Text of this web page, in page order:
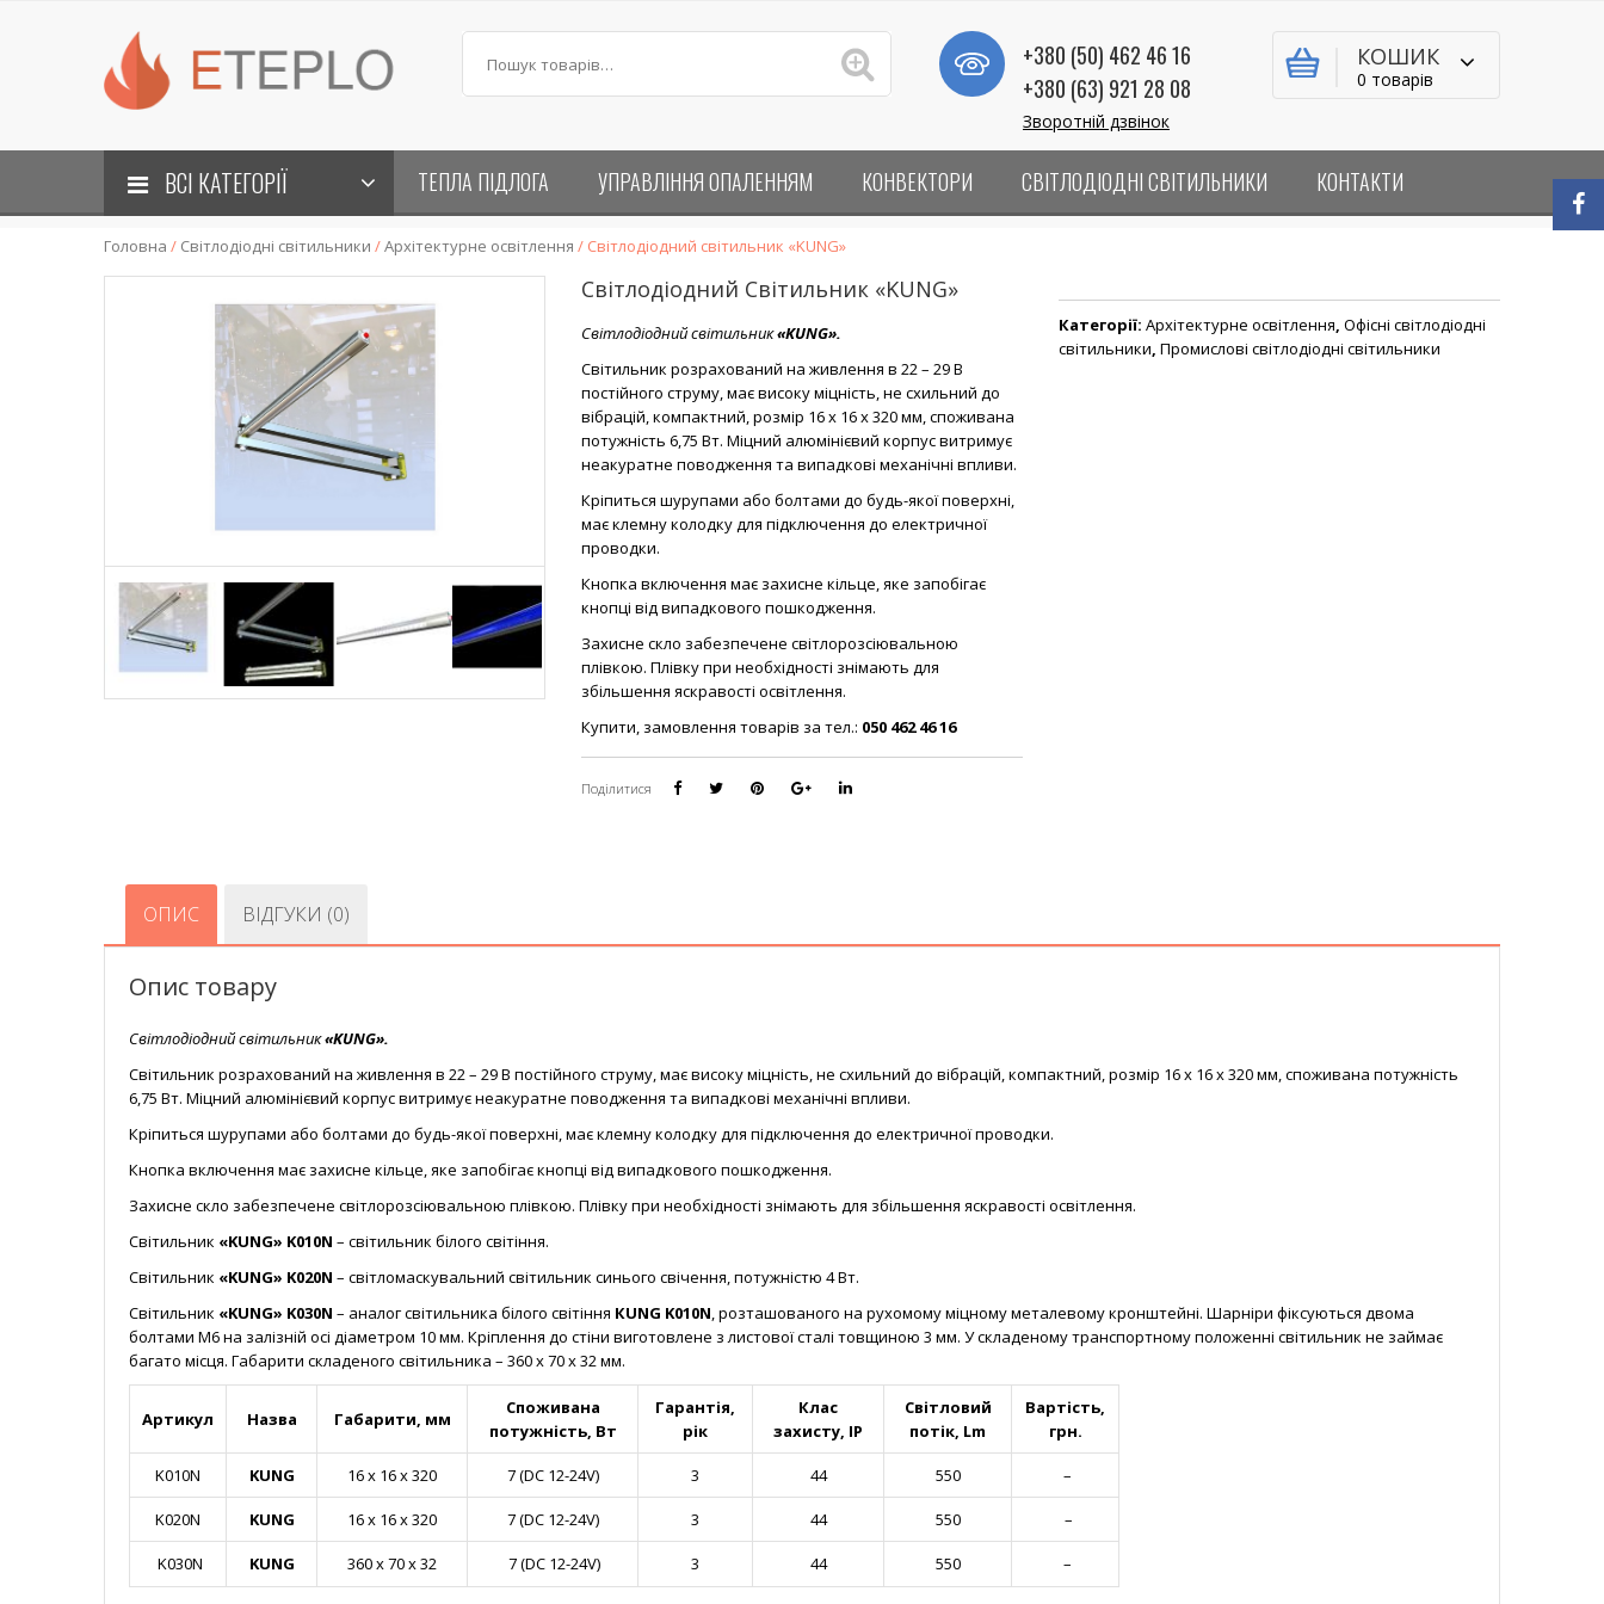
+380 (50) 462 46 16
+380 (63) 921 28 08
Зворотній дзвінок
КОШИК
0 товарів
ВСІ КАТЕГОРІЇ ТЕПЛА ПІДЛОГА УПРАВЛІННЯ ОПАЛЕННЯМ КОНВЕКТОРИ СВІТЛОДІОДНІ СВІТИЛЬНИКИ КОНТАКТИ
Головна / Світлодіодні світильники /Архітектурне освітлення / Світлодіодний світильник «KUNG»
Світлодіодний Світильник «KUNG»
Світлодіодний світильник«KUNG».
Світильник розрахований на живлення в 22 – 29 В
постійного струму, має високу міцність, не схильний до
вібрацій, компактний, розмір 16 х 16 х 320 мм, споживана
потужність 6,75 Вт. Міцний алюмінієвий корпус витримує
неакуратне поводження та випадкові механічні впливи.
Кріпиться шурупами або болтами до будь-якої поверхні,
має клемну колодку для підключення до електричної
проводки.
Кнопка включення має захисне кільце, яке запобігає
кнопці від випадкового пошкодження.
Захисне скло забезпечене світлорозсіювальною
плівкою. Плівку при необхідності знімають для
збільшення яскравості освітлення.
Купити, замовлення товарів за тел.: 050 462 46 16
Поділитися
Категорії: Архітектурне освітлення, Офісні світлодіодні
світильники, Промислові світлодіодні світильники
ОПИС ВІДГУКИ (0)
Опис товару
Світлодіодний світильник«KUNG».
Світильник розрахований на живлення в 22 – 29 В постійного струму, має високу міцність, не схильний до вібрацій, компактний, розмір 16 х 16 х 320 мм, споживана потужність
6,75 Вт. Міцний алюмінієвий корпус витримує неакуратне поводження та випадкові механічні впливи.
Кріпиться шурупами або болтами до будь-якої поверхні, має клемну колодку для підключення до електричної проводки.
Кнопка включення має захисне кільце, яке запобігає кнопці від випадкового пошкодження.
Захисне скло забезпечене світлорозсіювальною плівкою. Плівку при необхідності знімають для збільшення яскравості освітлення.
Світильник «KUNG» K010N – світильник білого світіння.
Світильник «KUNG» K020N – світломаскувальний світильник синього свічення, потужністю 4 Вт.
Світильник «KUNG» K030N – аналог світильника білого світіння КUNG K010N, розташованого на рухомому міцному металевому кронштейні. Шарніри фіксуються двома
болтами М6 на залізній осі діаметром 10 мм. Кріплення до стіни виготовлене з листової сталі товщиною 3 мм. У складеному транспортному положенні світильник не займає
багато місця. Габарити складеного світильника – 360 х 70 х 32 мм.
Артикул Назва Габарити, мм
Споживана
потужність, Вт
Гарантія,
рік
Клас
захисту, IP
Світловий
потік, Lm
Вартість,
грн.
K010N KUNG 16 x 16 x 320 7 (DC 12-24V) 3 44 550 –
K020N KUNG 16 x 16 x 320 7 (DC 12-24V) 3 44 550 –
K030N KUNG 360 х 70 х 32 7 (DC 12-24V) 3 44 550 –